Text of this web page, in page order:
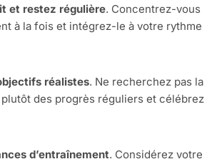
et restez régulière. Concentrez-vous
à la fois et intégrez-le à votre rythme
réalistes. Ne recherchez pas la
des progrès réguliers et célébrez
d’entraînement. Considérez votre